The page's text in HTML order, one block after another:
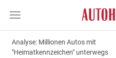
Analyse: Millionen Autos mit
"Heimatkennzeichen" unterwegs